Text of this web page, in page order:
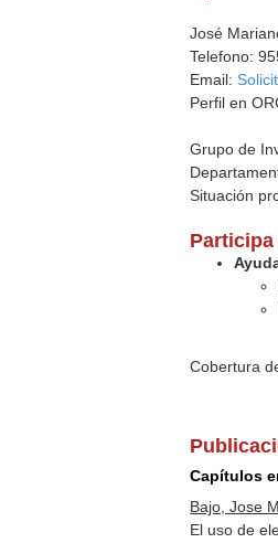
José
Telefono:
Email:
Perfil en
Grupo de
Situación
Cobertura
Capítulos
Bajo, Jose
El uso de